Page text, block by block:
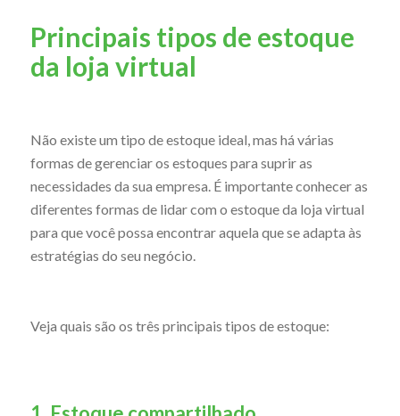
Principais tipos de estoque
da loja virtual
Não existe um tipo de estoque ideal, mas há várias
formas de gerenciar os estoques para suprir as
necessidades da sua empresa. É importante conhecer as
diferentes formas de lidar com o estoque da loja virtual
para que você possa encontrar aquela que se adapta às
estratégias do seu negócio.
Veja quais são os três principais tipos de estoque: